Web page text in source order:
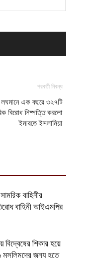
পরবর্তী নিবন্ধ
লঘমানে এক বছরে ৩২৭টি
বিরোধ নিষ্পত্তি করলো
ইমারতে ইসলামিয়া
বাহিনীর
বাহিনী আইএমপির
বিদ্বেষের শিকার হয়ে
জন্য হতে